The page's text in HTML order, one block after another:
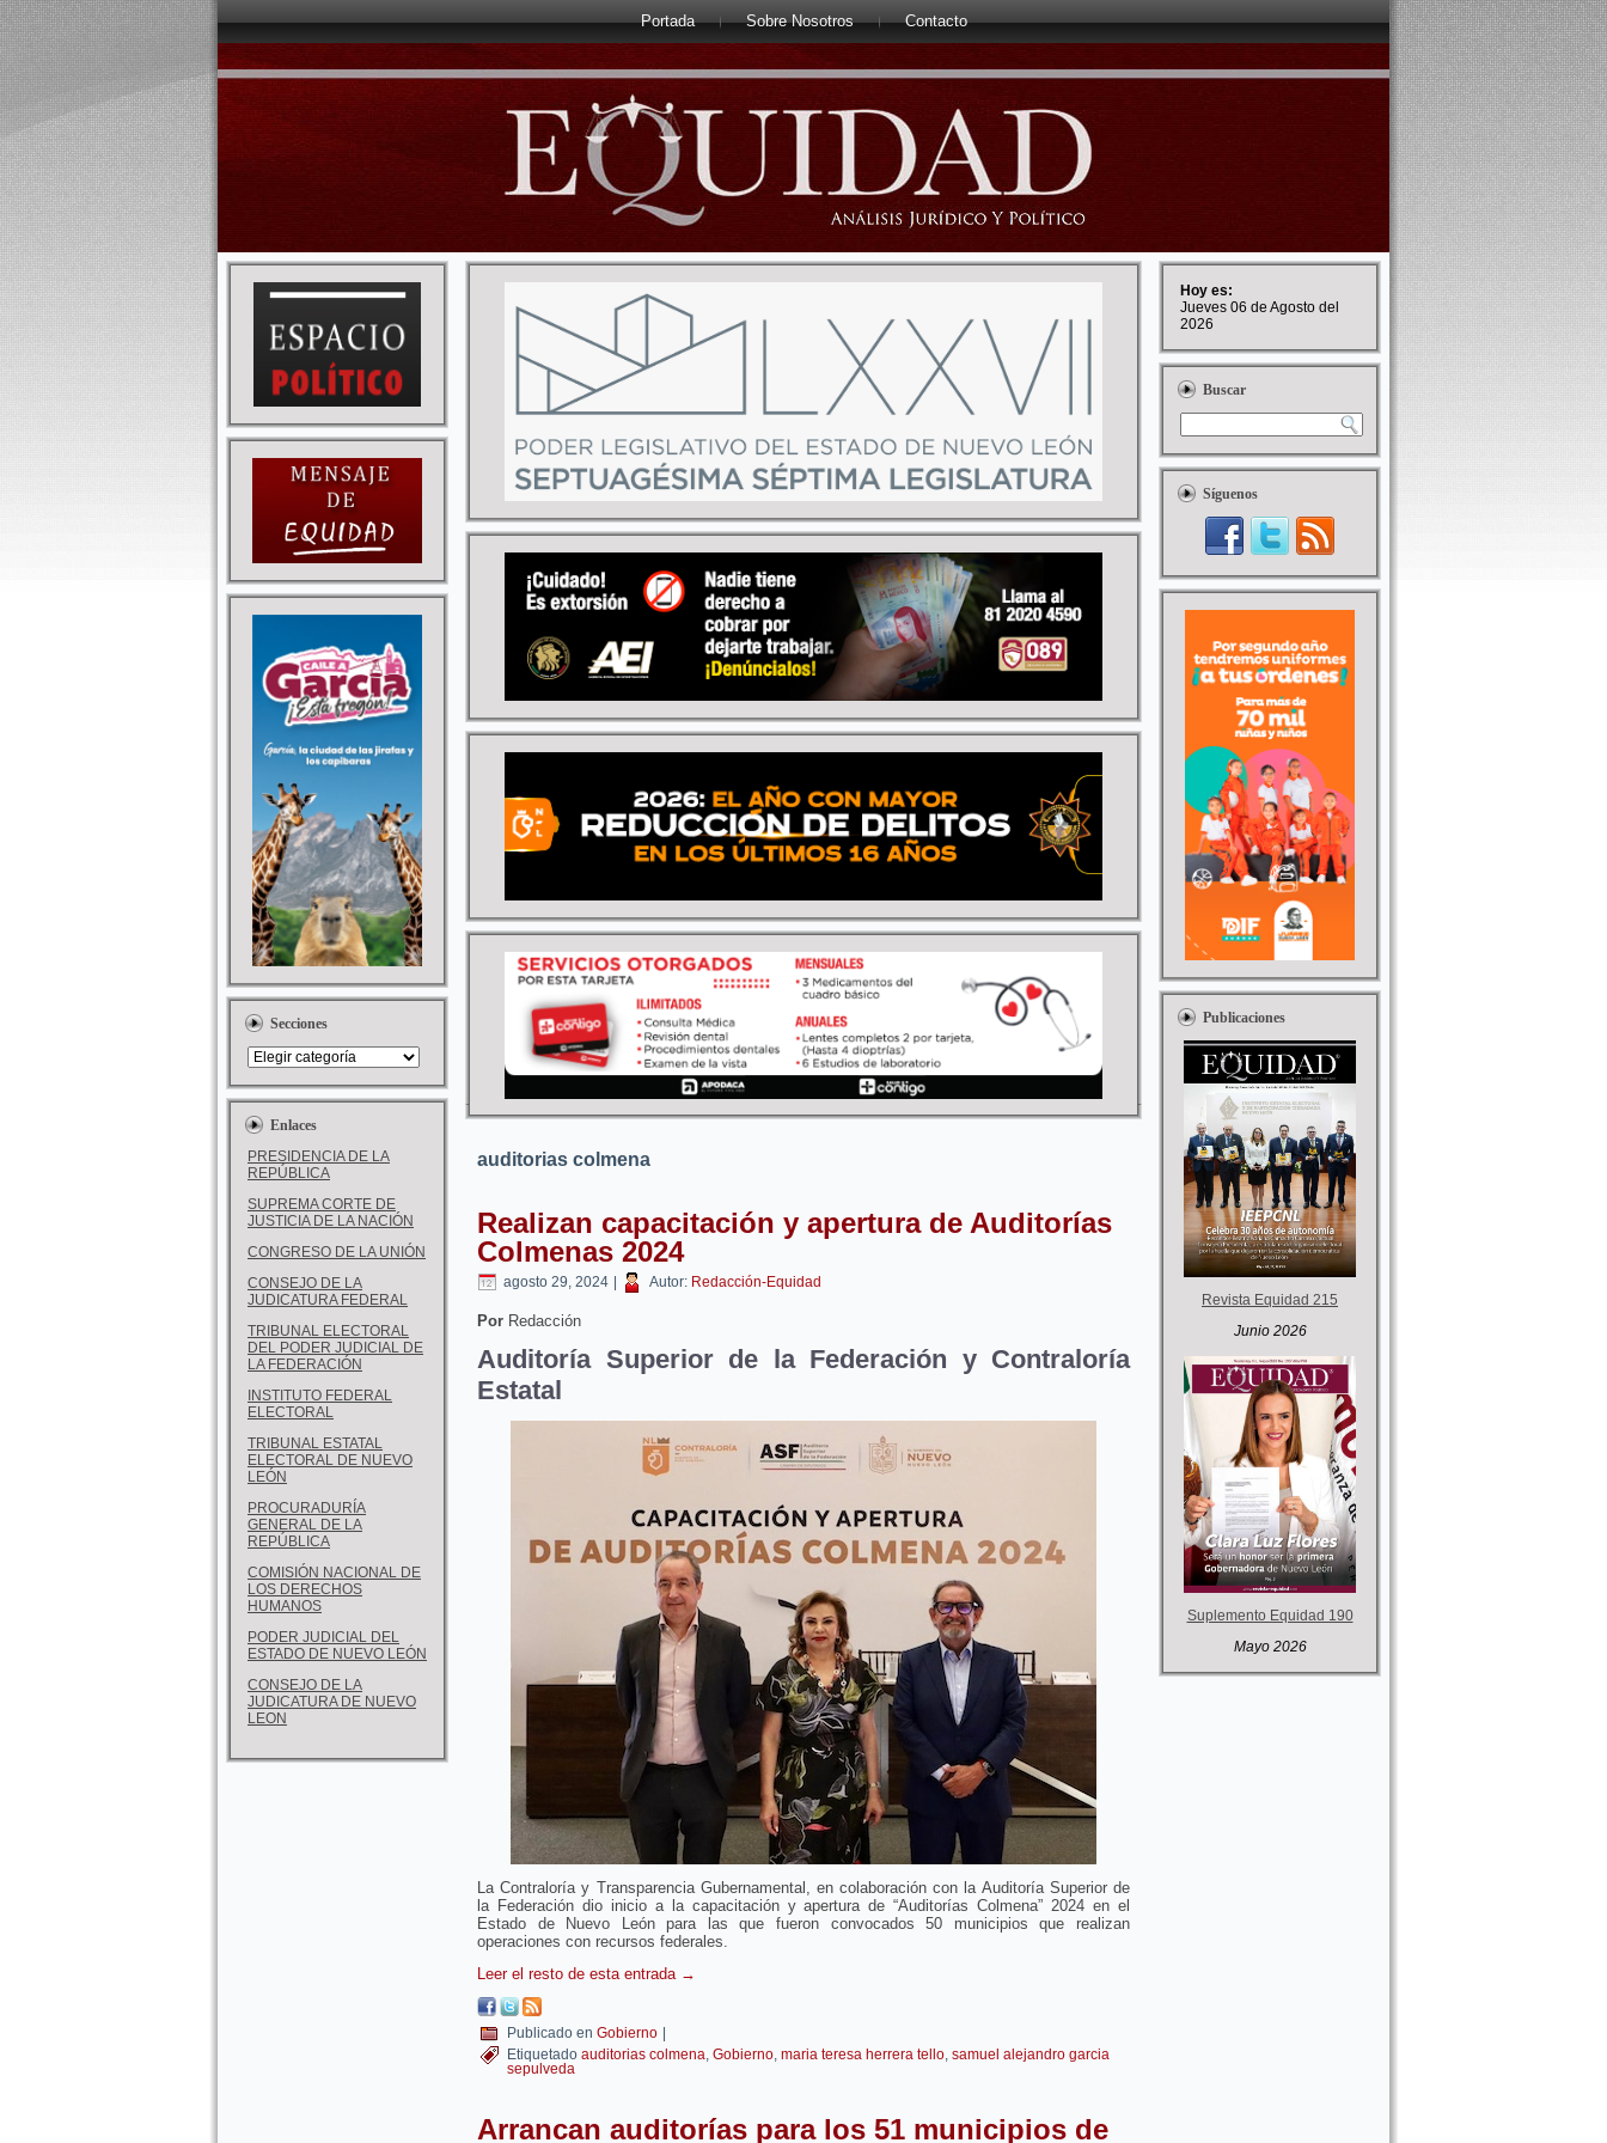
Portada Sobre Nosotros Contacto
Secciones
Enlaces
PRESIDENCIA DE LA
REPÚBLICA
SUPREMA CORTE DE
JUSTICIA DE LA NACIÓN
CONGRESO DE LA UNIÓN
CONSEJO DE LA
JUDICATURA FEDERAL
TRIBUNAL ELECTORAL
DEL PODER JUDICIAL DE
LA FEDERACIÓN
INSTITUTO FEDERAL
ELECTORAL
TRIBUNAL ESTATAL
ELECTORAL DE NUEVO
LEÓN
PROCURADURÍA
GENERAL DE LA
REPÚBLICA
COMISIÓN NACIONAL DE
LOS DERECHOS
HUMANOS
PODER JUDICIAL DEL
ESTADO DE NUEVO LEÓN
CONSEJO DE LA
JUDICATURA DE NUEVO
LEON
auditorias colmena
Realizan capacitación y apertura de Auditorías
Colmenas 2024
agosto 29, 2024 Autor: Redacción-Equidad
Por Redacción
Auditoría Superior de la Federación y Contraloría
Estatal
La Contraloría y Transparencia Gubernamental, en colaboración con la Auditoría Superior de
la Federación dio inicio a la capacitación y apertura de “Auditorías Colmena” 2024 en el
Estado de Nuevo León para las que fueron convocados 50 municipios que realizan
operaciones con recursos federales.
Leer el resto de esta entrada →
Publicado en Gobierno
Etiquetado auditorias colmena, Gobierno, maria teresa herrera tello, samuel alejandro garcia
sepulveda
Arrancan auditorías para los 51 municipios de
Hoy es:
Jueves 06 de Agosto del
2026
Buscar
Síguenos
Publicaciones
Revista Equidad 215
Junio 2026
Suplemento Equidad 190
Mayo 2026